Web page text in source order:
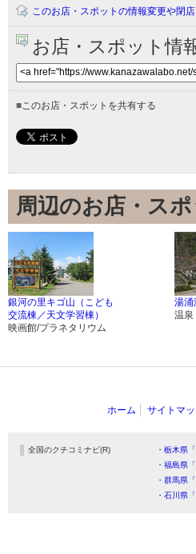
このお店・スポットの情報変更や閉
お店・スポット情
■ このお店・スポットを共有する
周辺のお店・スポ
銀河の里キゴ山（こども
交流棟／天文学習棟）
映画館/プラネタリウム
湯涌
温泉
ホーム サイトマ
全国のクチコミナビ(R) ・栃木県
・福島県
・群馬県
・石川県